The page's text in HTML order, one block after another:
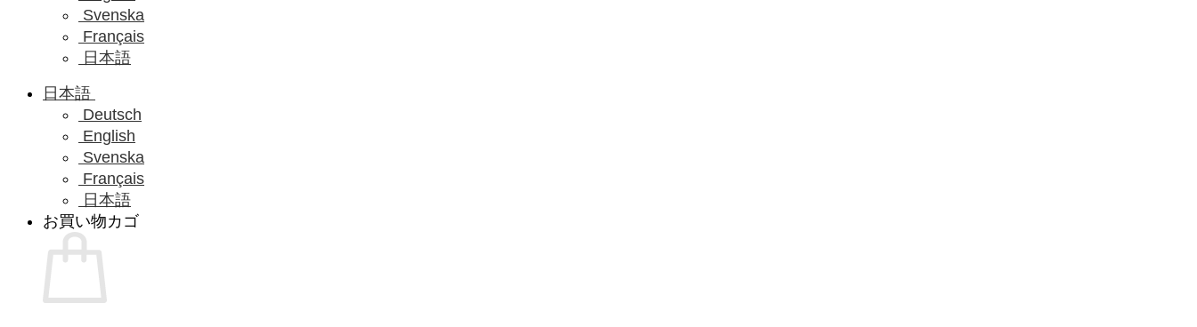
Svenska
Français
日本語
日本語
Deutsch
English
Svenska
Français
日本語
お買い物カゴ